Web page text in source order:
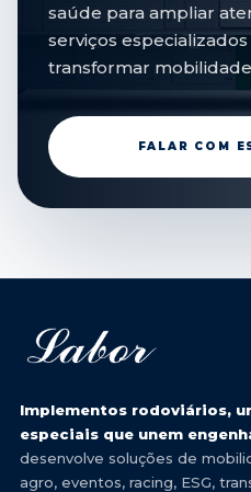
saúde para ampliar
serviços
transformar
FALAR COM
Implementos rodoviários,
especiais que unem
desenvolve soluções de
agro, eventos, racing, ESG,